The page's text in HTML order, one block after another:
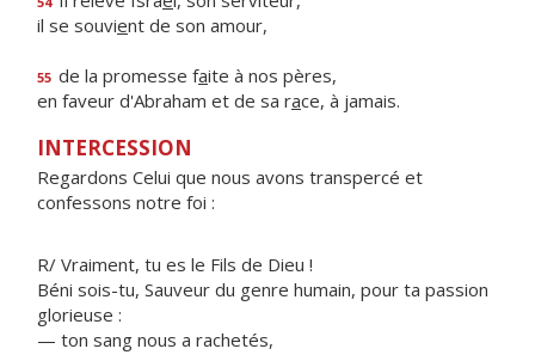
il se souvient de son amour,
55 de la promesse faite à nos pères,
en faveur d'Abraham et de sa race, à jamais.
INTERCESSION
Regardons Celui que nous avons transpercé et
confessons notre foi :
R/ Vraiment, tu es le Fils de Dieu !
Béni sois-tu, Sauveur du genre humain, pour ta passion
glorieuse :
— ton sang nous a rachetés,